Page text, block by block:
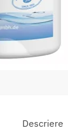
Descriere